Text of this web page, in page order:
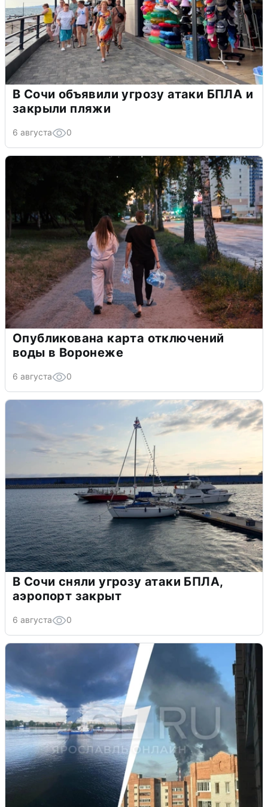
В Сочи объявили угрозу атаки БПЛА и
закрыли пляжи
6 августа 0
Опубликована карта отключений
воды в Воронеже
6 августа 0
В Сочи сняли угрозу атаки БПЛА,
аэропорт закрыт
6 августа 0